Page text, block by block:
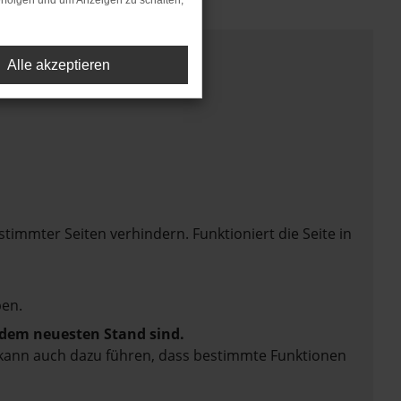
Seiten verhindern. Funktioniert die Seite in
neuesten Stand sind.
auch dazu führen, dass bestimmte Funktionen
Alle akzeptieren